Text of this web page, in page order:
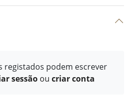
registados podem escrever
sessão ou criar conta